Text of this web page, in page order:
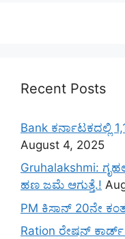
Recent Posts
Bank ಕರ್ನಾಟಕದಲ್ಲಿ
August 4, 2025
Gruhalakshmi:
ಹಣ ಜಮೆ‌ ಆಗುತ್ತೆ.!
PM ಕಿಸಾನ್ 20ನೇ
Ration ರೇಷನ್